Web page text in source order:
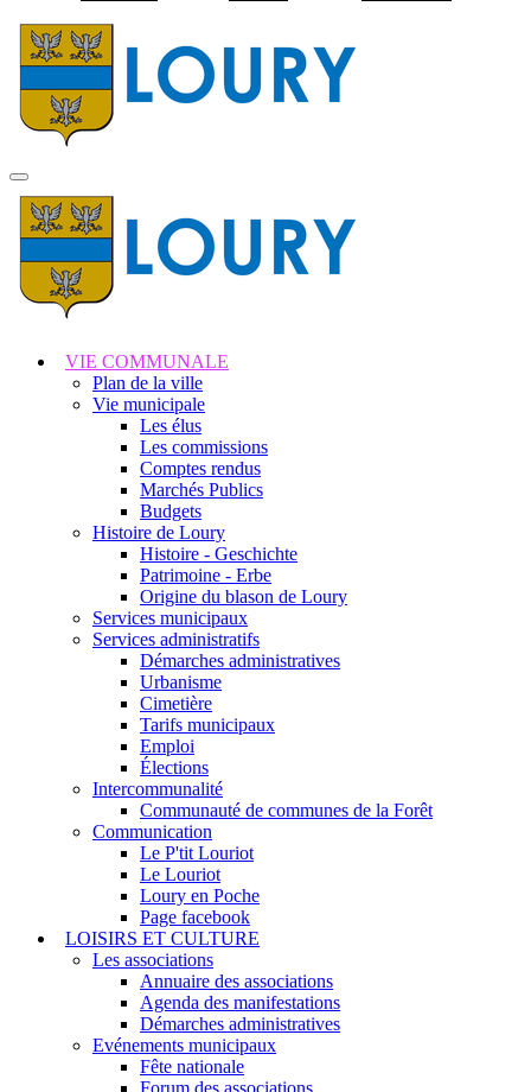
MENU
PRINCIPAL
VIE COMMUNALE
Plan de la ville
Vie municipale
Les élus
Les commissions
Comptes rendus
Marchés Publics
Budgets
Histoire de Loury
Histoire - Geschichte
Patrimoine - Erbe
Origine du blason de Loury
Services municipaux
Services administratifs
Démarches administratives
Urbanisme
Cimetière
Tarifs municipaux
Emploi
Élections
Intercommunalité
Communauté de communes de la Forêt
Communication
Le P'tit Louriot
Le Louriot
Loury en Poche
Page facebook
LOISIRS ET CULTURE
Les associations
Annuaire des associations
Agenda des manifestations
Démarches administratives
Evénements municipaux
Fête nationale
Forum des associations